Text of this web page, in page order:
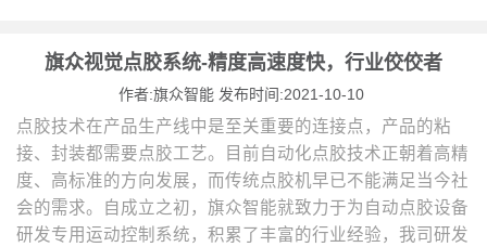
旗众视觉点胶系统-精度高速度快，行业佼佼者
作者:旗众智能 发布时间:2021-10-10
点胶技术在产品生产线中是至关重要的连接点，产品的粘
接、封装都需要点胶工艺。目前自动化点胶技术正朝着高精
度、高标准的方向发展，而传统点胶机早已不能满足当今社
会的需求。自成立之初，旗众智能就致力于为自动点胶设备
研发专用运动控制系统，积累了丰富的行业经验，我司研发